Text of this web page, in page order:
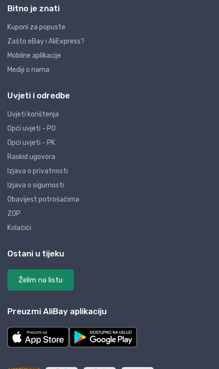
Bitno je znati
Kuponi za popuste
Zašto eBay i AliExpress?
Mobilne aplikacije
Mediji o nama
Uvjeti i odredbe
Uvjeti korištenja
Opći uvjeti - PO
Opći uvjeti - PK
Raskid ugovora
Izjava o privatnosti
Izjava o sigurnosti
Obavijest potrošačima
ZOP
Kolačići
Ostani u tijeku
Želim na listu
Preuzmi AliBay aplikaciju